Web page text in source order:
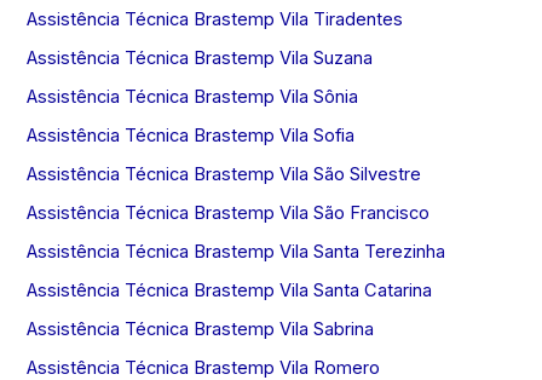
Assistência Técnica Brastemp Vila Tiradentes
Assistência Técnica Brastemp Vila Suzana
Assistência Técnica Brastemp Vila Sônia
Assistência Técnica Brastemp Vila Sofia
Assistência Técnica Brastemp Vila São Silvestre
Assistência Técnica Brastemp Vila São Francisco
Assistência Técnica Brastemp Vila Santa Terezinha
Assistência Técnica Brastemp Vila Santa Catarina
Assistência Técnica Brastemp Vila Sabrina
Assistência Técnica Brastemp Vila Romero